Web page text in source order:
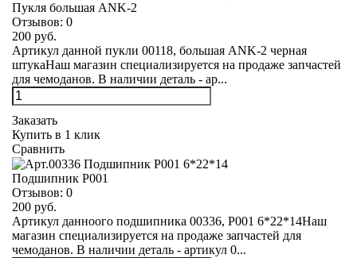
Пукля большая ANK-2
Отзывов: 0
200 руб.
Артикул данной пукли 00118, большая ANK-2 черная
штукаНаш магазин специализируется на продаже запчастей
для чемоданов. В наличии деталь - ар...
Заказать
Купить в 1 клик
Сравнить
Подшипник Р001
Отзывов: 0
200 руб.
Артикул данноого подшипника 00336, Р001 6*22*14Наш
магазин специализируется на продаже запчастей для
чемоданов. В наличии деталь - артикул 0...